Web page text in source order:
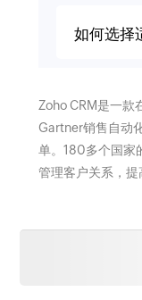
如何选择
Zoho CRM是一款
Gartner销售自动
单。180多个国家
管理客户关系，提